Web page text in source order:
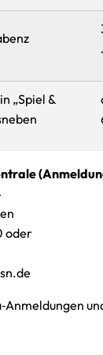
„Spiel &
oder